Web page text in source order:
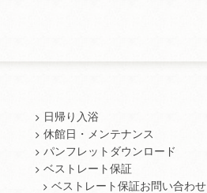
日帰り入浴
休館日・メンテナンス
パンフレットダウンロード
ベストレート保証
ベストレート保証お問い合わせ